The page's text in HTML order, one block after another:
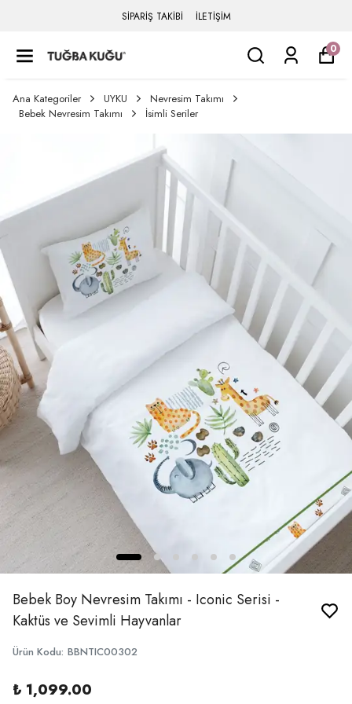
SİPARİŞ TAKİBİ İLETİŞİM
0
Ana Kategoriler UYKU
Nevresim Takımı
Bebek Nevresim Takımı
İsimli Seriler
Bebek Boy Nevresim Takımı - Iconic Serisi -
Kaktüs ve Sevimli Hayvanlar
Ürün Kodu: BBNTIC00302
₺ 1,099.00